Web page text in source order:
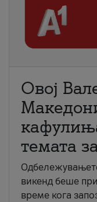
Овој
темата
викенд беше
време кога